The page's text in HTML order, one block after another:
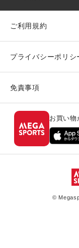
ご利用規約
プライバシーポリシ
免責事項
お買い物
©